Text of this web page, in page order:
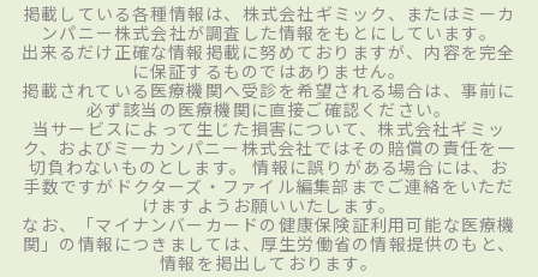
掲載している各種情報は、株式会社ギミック、またはミーカ
ンパニー株式会社が調査した情報をもとにしています。
出来るだけ正確な情報掲載に努めておりますが、内容を完全
に保証するものではありません。
掲載されている医療機関へ受診を希望される場合は、事前に
必ず該当の医療機関に直接ご確認ください。
当サービスによって生じた損害について、株式会社ギミッ
ク、およびミーカンパニー株式会社ではその賠償の責任を一
切負わないものとします。 情報に誤りがある場合には、お
手数ですがドクターズ・ファイル編集部までご連絡をいただ
けますようお願いいたします。
なお、「マイナンバーカードの健康保険証利用可能な医療機
関」の情報につきましては、厚生労働省の情報提供のもと、
情報を掲出しております。